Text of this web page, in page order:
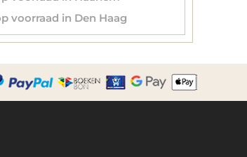
voorraad in Den Haag